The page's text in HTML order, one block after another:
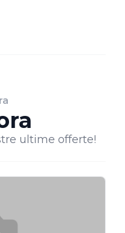
ultime offerte!